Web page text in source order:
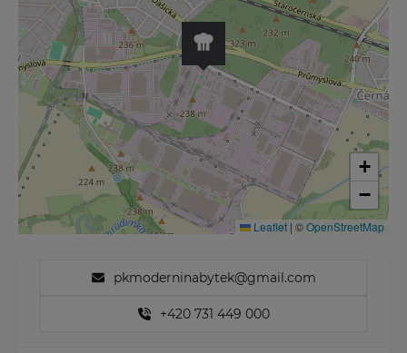
pkmoderninabytek@gmail.com
+420 731 449 000
+
−
Leaflet | ©OpenStreetMap